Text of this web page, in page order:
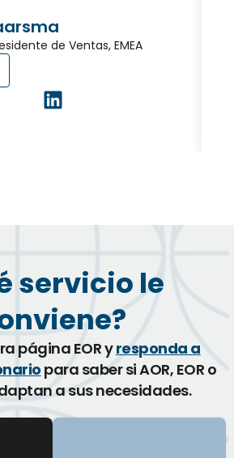
de Ventas, EMEA
servicio le
página EOR yresponda a
para saber si AOR, EOR o
a sus necesidades.